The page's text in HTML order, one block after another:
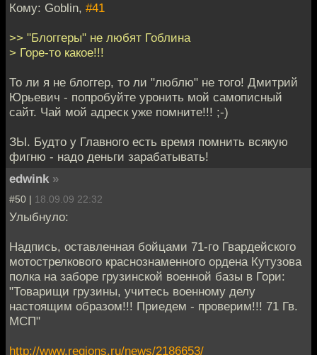
Кому: Goblin, #41
>> "Блоггеры" не любят Гоблина
> Горе-то какое!!!
То ли я не блоггер, то ли "люблю" не того! Дмитрий
Юрьевич - попробуйте уронить мой самописный
сайт. Чай мой адреск уже помните!!! ;-)
ЗЫ. Будто у Главного есть время помнить всякую
фигню - надо деньги зарабатывать!
edwink »
#50 | 18.09.09 22:32
Улыбнуло:
Надпись, оставленная бойцами 71-го Гвардейского
мотострелкового краснознаменного ордена Кутузова
полка на заборе грузинской военной базы в Гори:
"Товарищи грузины, учитесь военному делу
настоящим образом!!! Приедем - проверим!!! 71 Гв.
МСП"
http://www.regions.ru/news/2186653/